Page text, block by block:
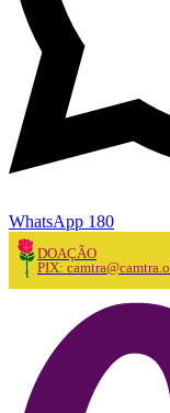
WhatsApp 180
DOAÇÃO
PIX: